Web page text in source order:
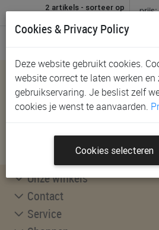
2 artikels - sorteer op
Schrijf je in en ontvang als
Onze winkels
Contact
Service
Cookies & Privacy Policy
Deze website gebruikt cookies.
website correct te laten werken
gebruikservaring. Je beslist zelf
cookies je wenst te aanvaarden.
Cookies selecteren